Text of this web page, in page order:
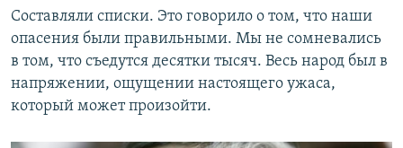
Составляли списки. Это говорило о том, что наши
опасения были правильными. Мы не сомневались
в том, что съедутся десятки тысяч. Весь народ был в
напряжении, ощущении настоящего ужаса,
который может произойти.